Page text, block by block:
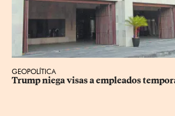
GEOPOLÍTICA
Trump niega visas a empleados